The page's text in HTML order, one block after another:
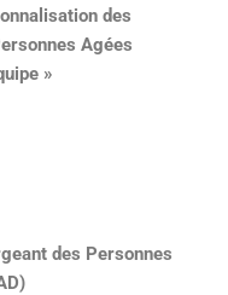
des
Agées
»
des Personnes